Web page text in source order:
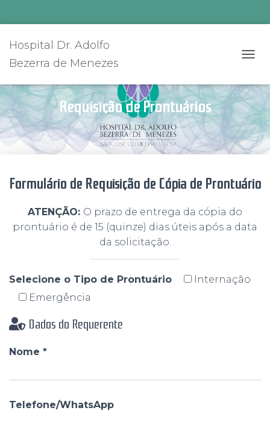
Hospital Dr. Adolfo
Bezerra de Menezes
T
E
R
N
A
R
N
E
Ç
Requisição de Prontuários
Formulário de Requisição de Cópia de Prontuário
ATENÇÃO: O prazo de entrega da cópia do
prontuário é de 15 (quinze) dias úteis após a data
da solicitação.
Selecione o Tipo de Prontuário
Internação
Emergência
Dados do Requerente
Nome *
Telefone/WhatsApp